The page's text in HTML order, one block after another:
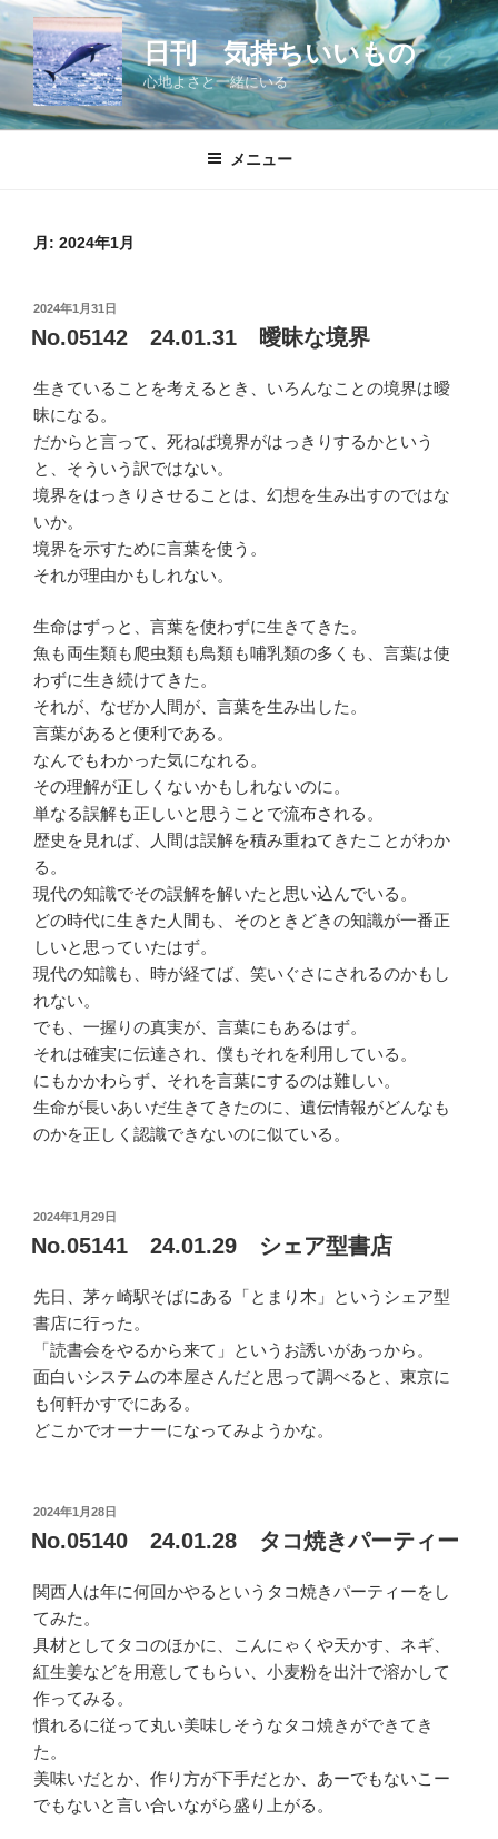
コ
ン
テ
ツ
日刊 気持ちいいもの
心地よさと一緒にいる
メニュー
月: 2024年1月
投
稿
日:
2024年1月31日
No.05142 24.01.31 曖昧な境界
生きていることを考えるとき、いろんなことの境界は曖
昧になる。
だからと言って、死ねば境界がはっきりするかという
と、そういう訳ではない。
境界をはっきりさせることは、幻想を生み出すのではな
いか。
境界を示すために言葉を使う。
それが理由かもしれない。
生命はずっと、言葉を使わずに生きてきた。
魚も両生類も爬虫類も鳥類も哺乳類の多くも、言葉は使
わずに生き続けてきた。
それが、なぜか人間が、言葉を生み出した。
言葉があると便利である。
なんでもわかった気になれる。
その理解が正しくないかもしれないのに。
単なる誤解も正しいと思うことで流布される。
歴史を見れば、人間は誤解を積み重ねてきたことがわか
る。
現代の知識でその誤解を解いたと思い込んでいる。
どの時代に生きた人間も、そのときどきの知識が一番正
しいと思っていたはず。
現代の知識も、時が経てば、笑いぐさにされるのかもし
れない。
でも、一握りの真実が、言葉にもあるはず。
それは確実に伝達され、僕もそれを利用している。
にもかかわらず、それを言葉にするのは難しい。
生命が長いあいだ生きてきたのに、遺伝情報がどんなも
のかを正しく認識できないのに似ている。
投
稿
日:
2024年1月29日
No.05141 24.01.29 シェア型書店
先日、茅ヶ崎駅そばにある「とまり木」というシェア型
書店に行った。
「読書会をやるから来て」というお誘いがあっから。
面白いシステムの本屋さんだと思って調べると、東京に
も何軒かすでにある。
どこかでオーナーになってみようかな。
投
稿
日:
2024年1月28日
No.05140 24.01.28 タコ焼きパーティー
関西人は年に何回かやるというタコ焼きパーティーをし
てみた。
具材としてタコのほかに、こんにゃくや天かす、ネギ、
紅生姜などを用意してもらい、小麦粉を出汁で溶かして
作ってみる。
慣れるに従って丸い美味しそうなタコ焼きができてき
た。
美味いだとか、作り方が下手だとか、あーでもないこー
でもないと言い合いながら盛り上がる。